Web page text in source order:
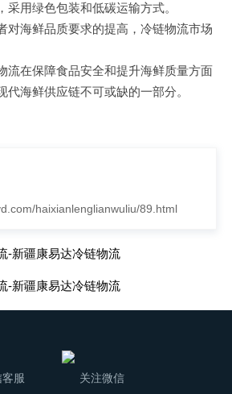
采用绿色包装和低碳运输方式。
对海鲜品质要求的提高，冷链物流市场
流在保障食品安全和提升海鲜质量方面
代海鲜供应链不可或缺的一部分。
haixianlenglianwuliu/89.html
-新疆康易达冷链物流
-新疆康易达冷链物流
服 关注微信